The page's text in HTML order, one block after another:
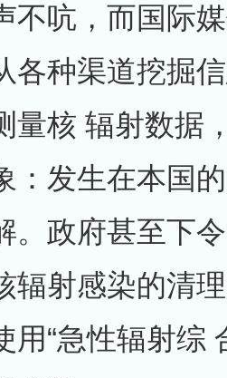
不吭，而国际
各种渠道挖掘
量核 辐射数据
：发生在本国
。政府甚至下
辐射感染的清
用“急性辐射综